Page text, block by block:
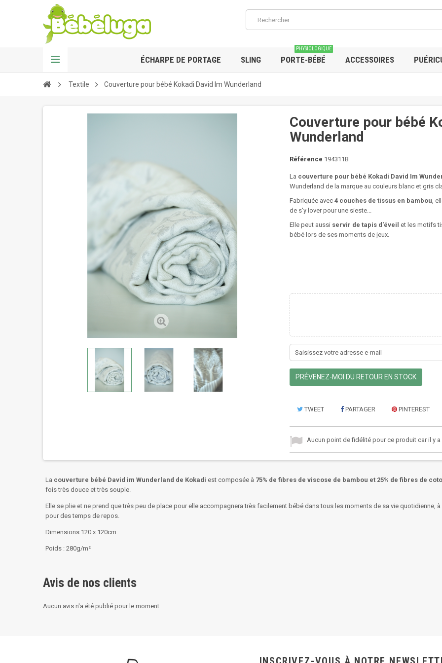
ÉCHARPE DE PORTAGE SLING PORTE-BÉBÉ
PHYSIOLOGIQUE
ACCESSOIRES
Textile Couverture pour bébé Kokadi David Im Wunderland
Couverture pour bébé
Wunderland
Référence 194311B
La couverture pour bébé Kokadi David Im
Wunderland de la marque au couleurs blanc et gris
Fabriquée avec 4 couches de tissus en bambou,
de s'y lover pour une sieste...
Elle peut aussi servir de tapis d'éveil et les motifs
bébé lors de ses moments de jeux.
PRÉVENEZ-MOI DU RETOUR EN STOCK
TWEET PARTAGER PINTEREST
Aucun point de fidélité pour ce produit car il y
La couverture bébé David im Wunderland de Kokadi est composée à 75% de fibres de viscose de bambou et 25% de fibres de
fois très douce et très souple.
Elle se plie et ne prend que très peu de place pour elle accompagnera très facilement bébé dans tous les moments de sa vie quotidienne,
pour des temps de repos.
Dimensions 120 x 120cm
Poids : 280g/m²
Avis de nos clients
Aucun avis n'a été publié pour le moment.